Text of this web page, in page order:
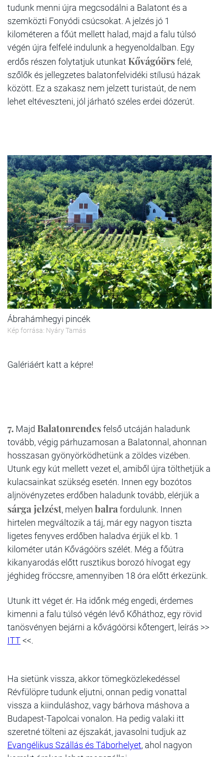
tudunk menni újra megcsodálni a Balatont és a
szemközti Fonyódi csúcsokat. A jelzés jó 1
kilométeren a főút mellett halad, majd a falu túlsó
végén újra felfelé indulunk a hegyenoldalban. Egy
erdős részen folytatjuk utunkat Kővágóörsfelé,
szőlők és jellegzetes balatonfelvidéki stílusú házak
között. Ez a szakasz nem jelzett turistaút, de nem
lehet eltéveszteni, jól járható széles erdei dózerút.
Ábrahámhegyi pincék
Kép forrása: Nyáry Tamás
Galériáért katt a képre!
7. Majd Balatonrendesfelső utcáján haladunk
tovább, végig párhuzamosan a Balatonnal, ahonnan
hosszasan gyönyörködhetünk a zöldes vizében.
Utunk egy kút mellett vezet el, amiből újra tölthetjük a
kulacsainkat szükség esetén. Innen egy bozótos
aljnövényzetes erdőben haladunk tovább, elérjük a
sárga jelzést, melyen balrafordulunk. Innen
hirtelen megváltozik a táj, már egy nagyon tiszta
ligetes fenyves erdőben haladva érjük el kb. 1
kilométer után Kővágóörs szélét. Még a főútra
kikanyarodás előtt rusztikus borozó hívogat egy
jéghideg fröccsre, amennyiben 18 óra előtt érkezünk.
Utunk itt véget ér. Ha időnk még engedi, érdemes
kimenni a falu túlsó végén lévő Kőháthoz, egy rövid
tanösvényen bejárni a kővágóörsi kőtengert, leírás >>
ITT<<.
Ha sietünk vissza, akkor tömegközlekedéssel
Révfülöpre tudunk eljutni, onnan pedig vonattal
vissza a kiinduláshoz, vagy bárhova máshova a
Budapest-Tapolcai vonalon. Ha pedig valaki itt
szeretné tölteni az éjszakát, javasolni tudjuk az
Evangélikus Szállás és Táborhelyet, ahol nagyon